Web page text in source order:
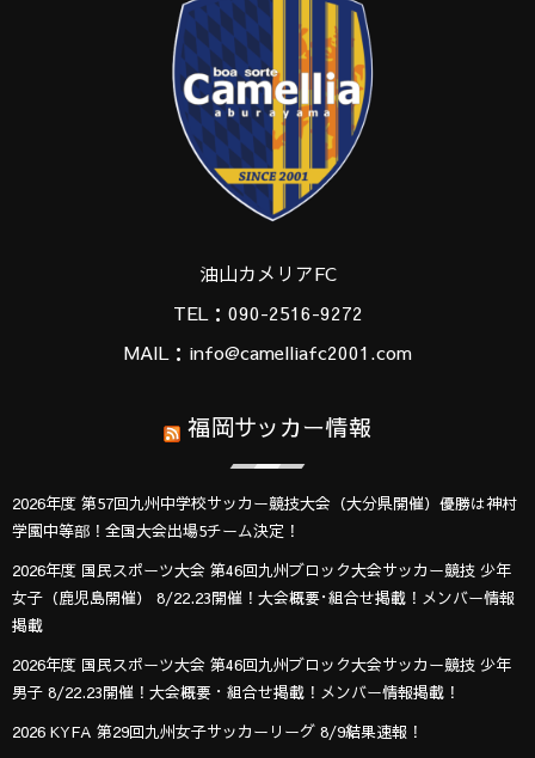
油山カメリアFC
TEL：090-2516-9272
MAIL：info@camelliafc2001.com
福岡サッカー情報
2026年度 第57回九州中学校サッカー競技大会（大分県開催）優勝は神村
学園中等部！全国大会出場5チーム決定！
2026年度 国民スポーツ大会 第46回九州ブロック大会サッカー競技 少年
女子（鹿児島開催） 8/22.23開催！大会概要･組合せ掲載！メンバー情報
掲載
2026年度 国民スポーツ大会 第46回九州ブロック大会サッカー競技 少年
男子 8/22.23開催！大会概要・組合せ掲載！メンバー情報掲載！
2026 KYFA 第29回九州女子サッカーリーグ 8/9結果速報！